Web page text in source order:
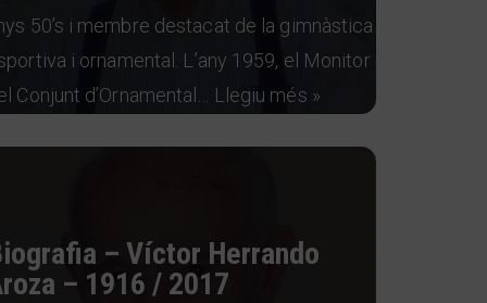
50’s i membre destacat de la gimnàstica
i ornamental. L’any 1959, el Monitor
Conjunt d’Ornamental…
Llegiu més »
– Víctor Herrando
– 1916 / 2017